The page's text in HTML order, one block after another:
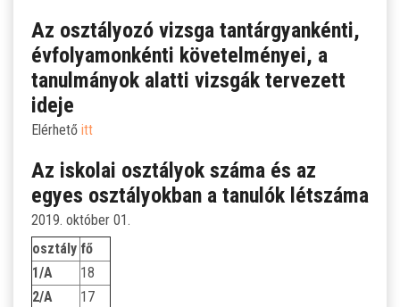
Az osztályozó vizsga tantárgyankénti,
évfolyamonkénti követelményei, a
tanulmányok alatti vizsgák tervezett
ideje
Elérhető itt
Az iskolai osztályok száma és az
egyes osztályokban a tanulók létszáma
2019. október 01.
osztály fő
1/A
18
2/A
17